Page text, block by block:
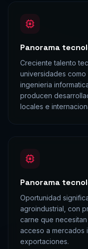
Panorama
Creciente talento
universidades como
ingenieria
producen
locales e
Panorama
Oportunidad
agroindustrial, con
carne que
acceso a mercados
exportaciones.